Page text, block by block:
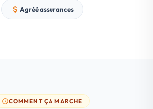
Agréé assurances
COMMENT ÇA MARCHE